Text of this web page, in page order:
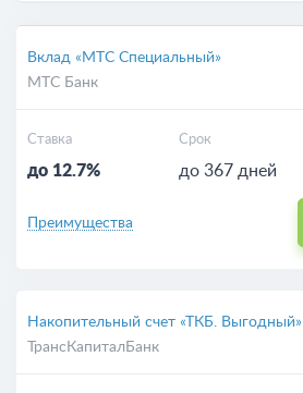
Вклад «МТС Специальный»
МТС Банк
Ставка
до 12.7%
Срок
до 367 дней
Преимущества
Накопительный счет «ТКБ. Выгодный»
ТрансКапиталБанк